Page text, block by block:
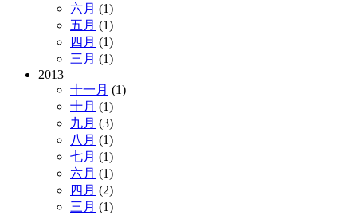
六月 (1)
五月 (1)
四月 (1)
三月 (1)
2013
十一月 (1)
十月 (1)
九月 (3)
八月 (1)
七月 (1)
六月 (1)
四月 (2)
三月 (1)